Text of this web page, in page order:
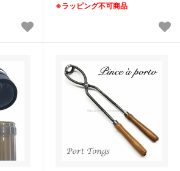
※ラッピング不可商品